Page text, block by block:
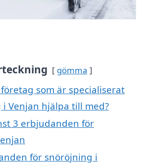
gömma
som är specialiserat
Venjan hjälpa till med?
3 erbjudanden för
för snöröjning i